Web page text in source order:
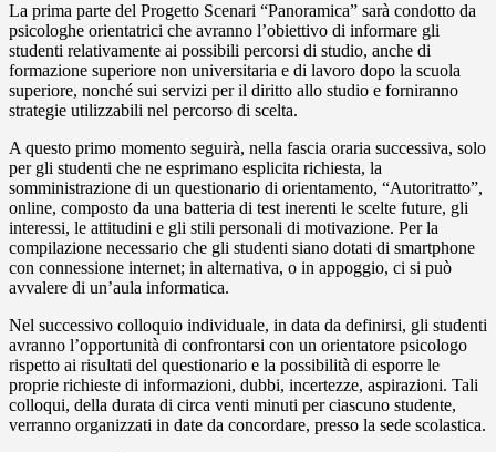
La prima parte del Progetto Scenari “Panoramica” sarà condotto da
psicologhe orientatrici che avranno l’obiettivo di informare gli
studenti relativamente ai possibili percorsi di studio, anche di
formazione superiore non universitaria e di lavoro dopo la scuola
superiore, nonché sui servizi per il diritto allo studio e forniranno
strategie utilizzabili nel percorso di scelta.
A questo primo momento seguirà, nella fascia oraria successiva, solo
per gli studenti che ne esprimano esplicita richiesta, la
somministrazione di un questionario di orientamento, “Autoritratto”,
online, composto da una batteria di test inerenti le scelte future, gli
interessi, le attitudini e gli stili personali di motivazione. Per la
compilazione necessario che gli studenti siano dotati di smartphone
con connessione internet; in alternativa, o in appoggio, ci si può
avvalere di un’aula informatica.
Nel successivo colloquio individuale, in data da definirsi, gli studenti
avranno l’opportunità di confrontarsi con un orientatore psicologo
rispetto ai risultati del questionario e la possibilità di esporre le
proprie richieste di informazioni, dubbi, incertezze, aspirazioni. Tali
colloqui, della durata di circa venti minuti per ciascuno studente,
verranno organizzati in date da concordare, presso la sede scolastica.